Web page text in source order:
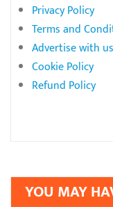
Privacy Policy
Terms and
Advertise with us
Cookie Policy
Refund Policy
YOU MAY